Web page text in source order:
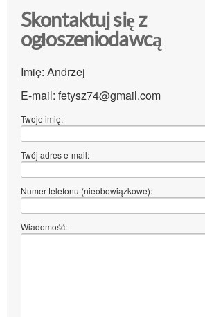
Skontaktuj się z
ogłoszeniodawcą
Imię: Andrzej
E-mail: fetysz74@gmail.com
Twoje imię:
Twój adres e-mail:
Numer telefonu (nieobowiązkowe):
Wiadomość: